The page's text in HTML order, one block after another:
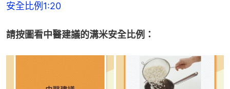
安全比例1:20
請按圖看中醫建議的溝米安全比例：